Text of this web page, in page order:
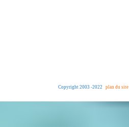
Copyright 2003 -2022 plan du site